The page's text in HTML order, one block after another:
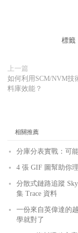
標籤
上一篇
如何利用SCM/NVM技
料庫效能？
相關推薦
分庫分表實戰：可
4 張 GIF 圖幫助你
分散式鏈路追蹤
集 Trace 資料
一份來自英偉達的
學就對了